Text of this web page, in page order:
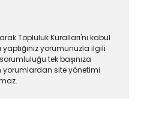
Topluluk Kuralları'nı kabul
yorumunuzla ilgili
tek başınıza
yorumlardan site yönetimi